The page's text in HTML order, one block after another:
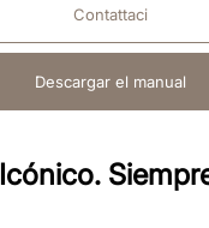
Contattaci
Descargar el manual
Icónico.